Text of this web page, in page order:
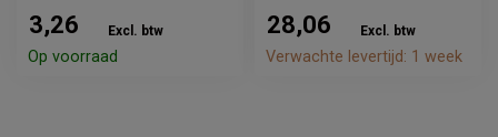
3,26 Excl. btw
Op voorraad
28,06 Excl. btw
Verwachte levertijd: 1 week